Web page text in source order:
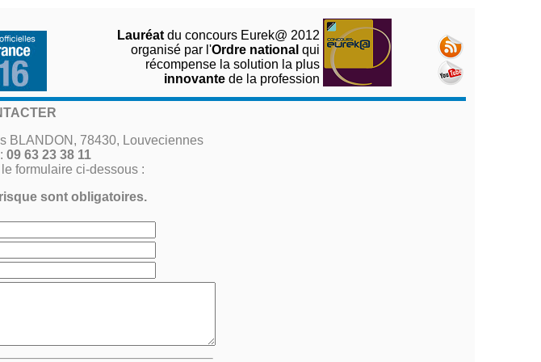
Lauréat du concours Eurek@ 2012
organisé par l'Ordre national qui
récompense la solution la plus
innovante de la profession
BLANDON, 78430, Louveciennes
09 63 23 38 11
formulaire ci-dessous :
sont obligatoires.